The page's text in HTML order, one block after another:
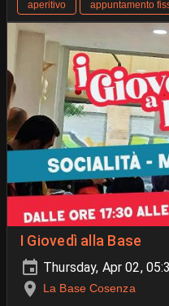
aperitivo appuntamento
I Giovedì alla Base
Thursday, Apr 02,
La Base Cosenza